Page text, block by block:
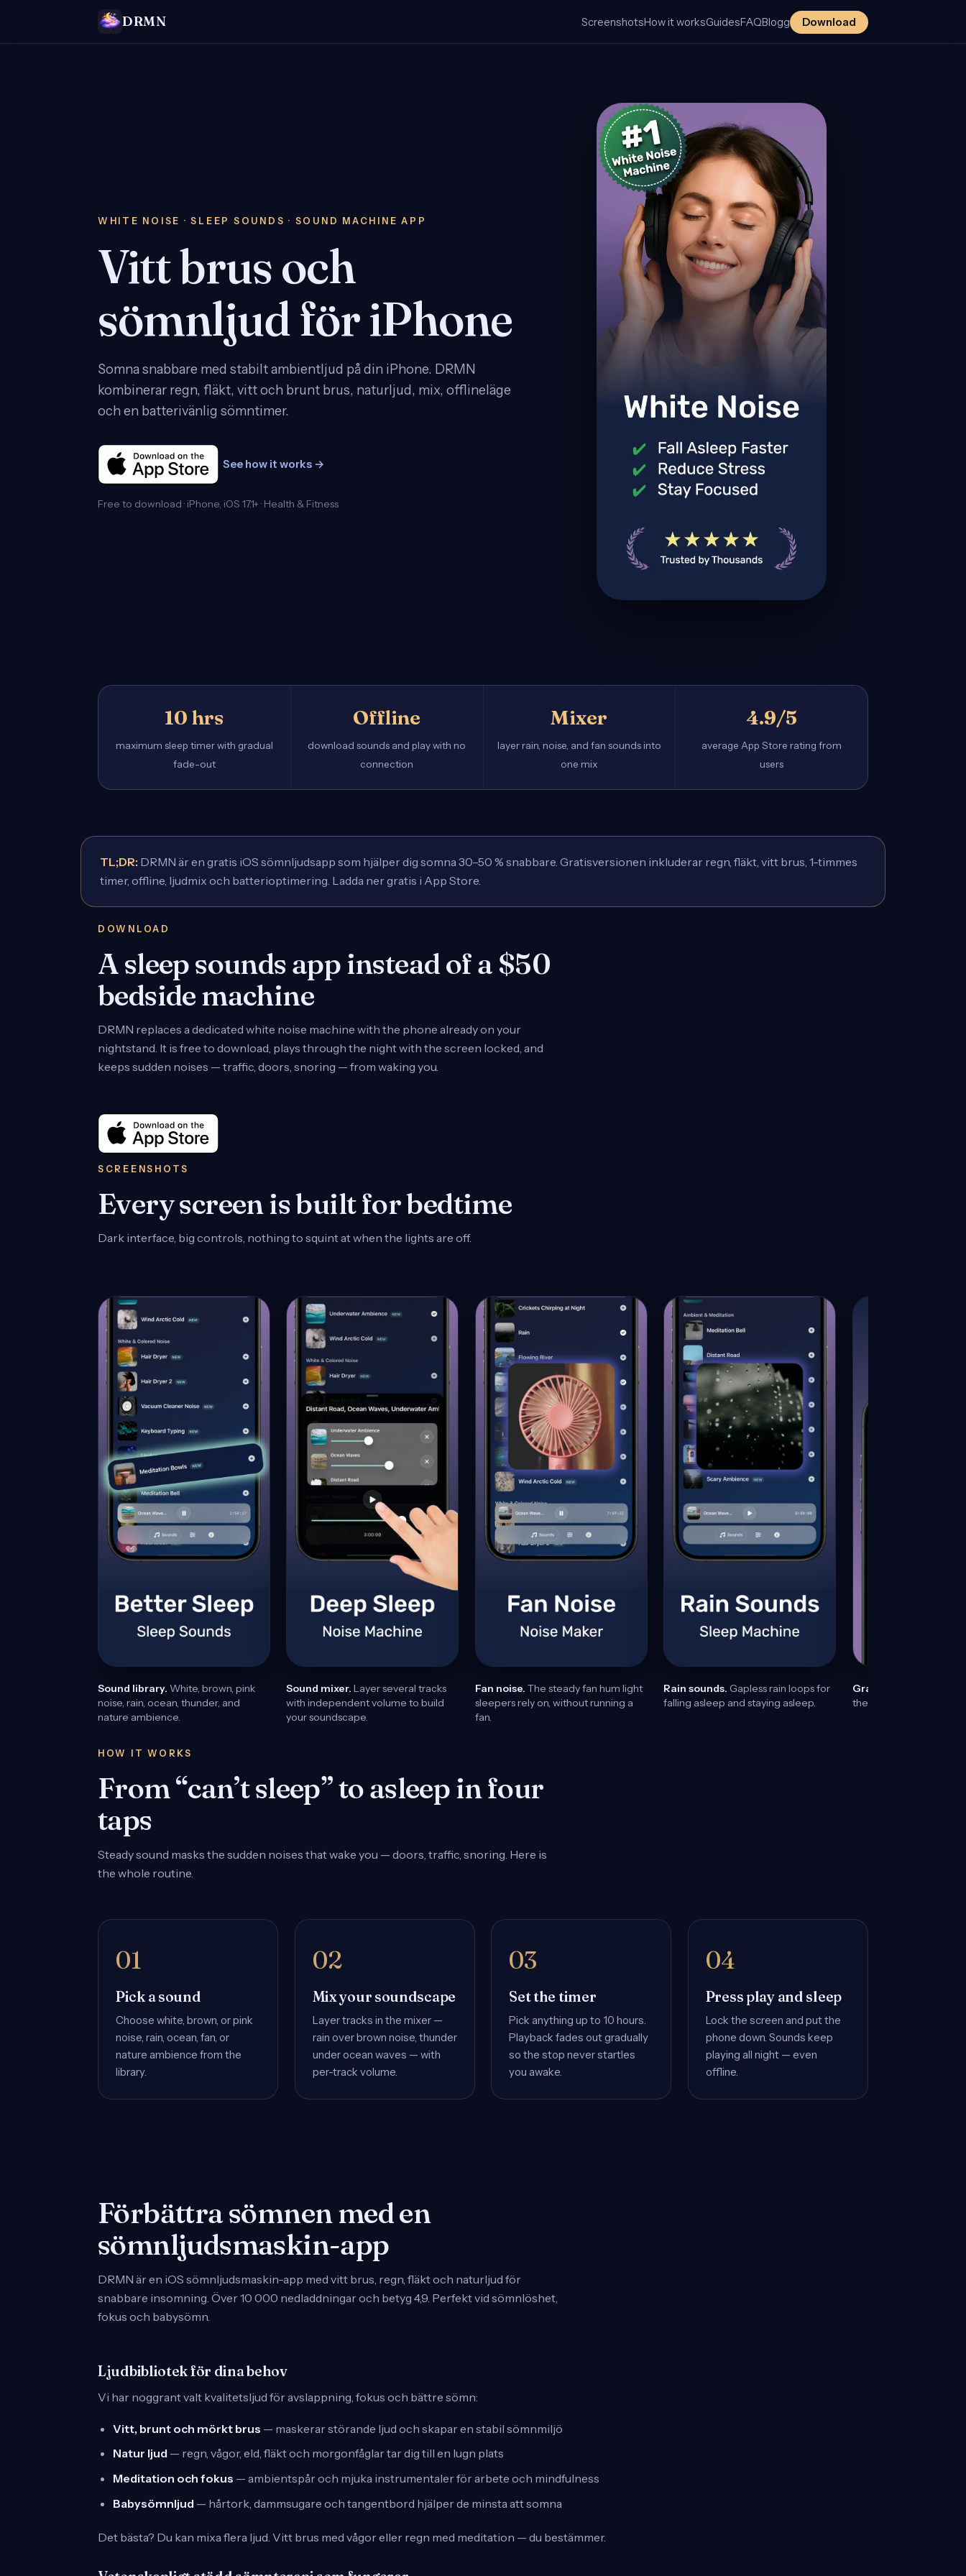
DRMN ScreenshotsHow it worksGuidesFAQBlogg Download
WHITE NOISE · SLEEP SOUNDS · SOUND MACHINE APP
Vitt brus och
sömnljud för iPhone
Somna snabbare med stabilt ambientljud på din iPhone. DRMN
kombinerar regn, fläkt, vitt och brunt brus, naturljud, mix, offlineläge
och en batterivänlig sömntimer.
See how it works →
Free to download · iPhone, iOS 17.1+ · Health & Fitness
10 hrs
maximum sleep timer with gradual
fade-out
Offline
download sounds and play with no
connection
Mixer
layer rain, noise, and fan sounds into
one mix
4.9/5
average App Store rating from
users
TL;DR: DRMN är en gratis iOS sömnljudsapp som hjälper dig somna 30–50 % snabbare. Gratisversionen inkluderar regn, fläkt, vitt brus, 1-timmes
timer, offline, ljudmix och batterioptimering. Ladda ner gratis i App Store.
DOWNLOAD
A sleep sounds app instead of a $50
bedside machine
DRMN replaces a dedicated white noise machine with the phone already on your
nightstand. It is free to download, plays through the night with the screen locked, and
keeps sudden noises — traffic, doors, snoring — from waking you.
SCREENSHOTS
Every screen is built for bedtime
Dark interface, big controls, nothing to squint at when the lights are off.
Sound library. White, brown, pink
noise, rain, ocean, thunder, and
nature ambience.
Sound mixer. Layer several tracks
with independent volume to build
your soundscape.
Fan noise. The steady fan hum light
sleepers rely on, without running a
fan.
Rain sounds. Gapless rain loops for
falling asleep and staying asleep.
Gradual fade.
the ending never wakes
HOW IT WORKS
From “can’t sleep” to asleep in four
taps
Steady sound masks the sudden noises that wake you — doors, traffic, snoring. Here is
the whole routine.
Pick a sound
Choose white, brown, or pink
noise, rain, ocean, fan, or
nature ambience from the
library.
Mix your soundscape
Layer tracks in the mixer —
rain over brown noise, thunder
under ocean waves — with
per-track volume.
Set the timer
Pick anything up to 10 hours.
Playback fades out gradually
so the stop never startles
you awake.
Press play and sleep
Lock the screen and put the
phone down. Sounds keep
playing all night — even
offline.
Förbättra sömnen med en
sömnljudsmaskin-app
DRMN är en iOS sömnljudsmaskin-app med vitt brus, regn, fläkt och naturljud för
snabbare insomning. Över 10 000 nedladdningar och betyg 4,9. Perfekt vid sömnlöshet,
fokus och babysömn.
Ljudbibliotek för dina behov
Vi har noggrant valt kvalitetsljud för avslappning, fokus och bättre sömn:
Vitt, brunt och mörkt brus — maskerar störande ljud och skapar en stabil sömnmiljö
Natur ljud — regn, vågor, eld, fläkt och morgonfåglar tar dig till en lugn plats
Meditation och fokus — ambientspår och mjuka instrumentaler för arbete och mindfulness
Babysömnljud — hårtork, dammsugare och tangentbord hjälper de minsta att somna
Det bästa? Du kan mixa flera ljud. Vitt brus med vågor eller regn med meditation — du bestämmer.